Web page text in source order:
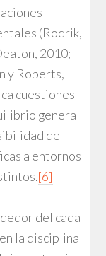
(Rodrik,
2010;
y Roberts,
cuestiones
general
de
a entornos
[6]
del cada
la disciplina